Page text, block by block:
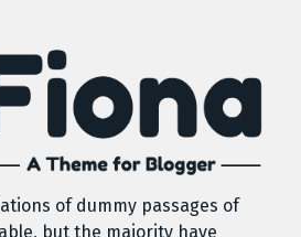
of dummy passages of
but the majority have